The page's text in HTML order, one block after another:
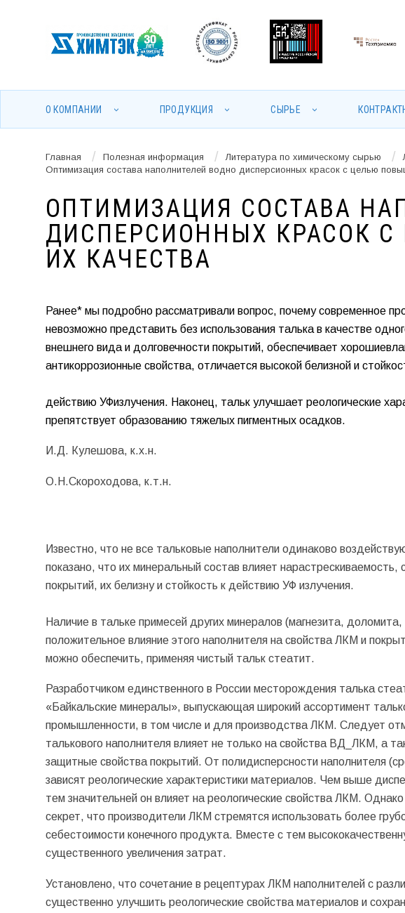
О КОМПАНИИ ПРОДУКЦИЯ СЫРЬЕ
Главная / Полезная информация / Литература по химическому сырью /
Оптимизация состава наполнителей водно дисперсионных красок с целью
ОПТИМИЗАЦИЯ СОСТАВА
ДИСПЕРСИОННЫХ КРАСОК
ИХ КАЧЕСТВА
Ранее* мы подробно рассматривали вопрос, почему современное
невозможно представить без использования талька в качестве
внешнего вида и долговечности покрытий, обеспечивает хорошие
антикоррозионные свойства, отличается высокой белизной и
действию УФизлучения. Наконец, тальк улучшает реологические
препятствует образованию тяжелых пигментных осадков.
И.Д. Кулешова, к.х.н.
О.Н.Скороходова, к.т.н.
Известно, что не все тальковые наполнители одинаково
показано, что их минеральный состав влияет
покрытий, их белизну и стойкость к действию УФ излучения.
Наличие в тальке примесей других минералов (магнезита,
положительное влияние этого наполнителя на свойства ЛКМ и
можно обеспечить, применяя чистый тальк стеатит.
Разработчиком единственного в России месторождения талька
«Байкальские минералы», выпускающая широкий ассортимент
промышленности, в том числе и для производства ЛКМ. Cледует
талькового наполнителя влияет не только на свойства ВД_ЛКМ, а
защитные свойства покрытий. От полидисперсности наполнителя
зависят реологические характеристики материалов. Чем выше
тем значительней он влияет на реологические свойства ЛКМ.
секрет, что производители ЛКМ стремятся использовать более
себестоимости конечного продукта. Вместе с тем
существенного увеличения затрат.
Установлено, что сочетание в рецептурах ЛКМ наполнителей с
существенно улучшить реологические свойства материалов и